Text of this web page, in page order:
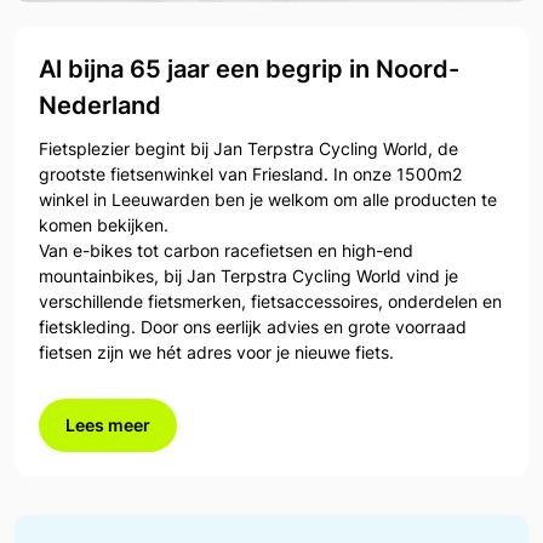
Al bijna 65 jaar een begrip in Noord-
Nederland
Fietsplezier begint bij Jan Terpstra Cycling World, de
grootste fietsenwinkel van Friesland. In onze 1500m2
winkel in Leeuwarden ben je welkom om alle producten te
komen bekijken.
Van e-bikes tot carbon racefietsen en high-end
mountainbikes, bij Jan Terpstra Cycling World vind je
verschillende fietsmerken, fietsaccessoires, onderdelen en
fietskleding. Door ons eerlijk advies en grote voorraad
fietsen zijn we hét adres voor je nieuwe fiets.
Lees meer